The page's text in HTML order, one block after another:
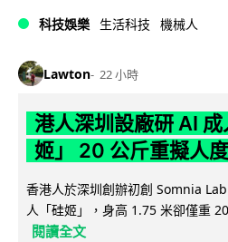
科技娛樂 生活科技 機械人
Lawton 22 小時
港人深圳設廠研 AI
姬」 20 公斤重擬人
香港人於深圳創辦初創 Somnia
人「硅姬」，身高 1.75 米卻僅重
閱讀全文